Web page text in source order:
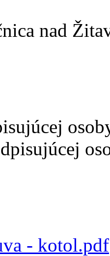
nad
- kotol.pdf